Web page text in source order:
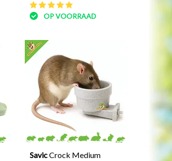
OP VOORRAAD
SavicCrock Medium